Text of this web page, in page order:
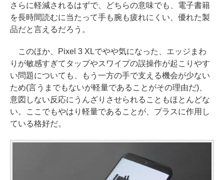
さらに軽減されるはずで、どちらの意味でも、電子書籍
を長時間読むに当たって手も腕も疲れにくい、優れた製
品だと言えるだろう。
このほか、Pixel 3 XLでやや気になった、エッジまわ
りが敏感すぎてタップやスワイプの誤操作が起こりやす
い問題についても、もう一方の手で支える機会が少ない
ため(言うまでもないが軽量であることがその理由だ)、
意図しない反応にうんざりさせられることもほとんどな
い。ここでもやはり軽量であることが、プラスに作用し
ている格好だ。